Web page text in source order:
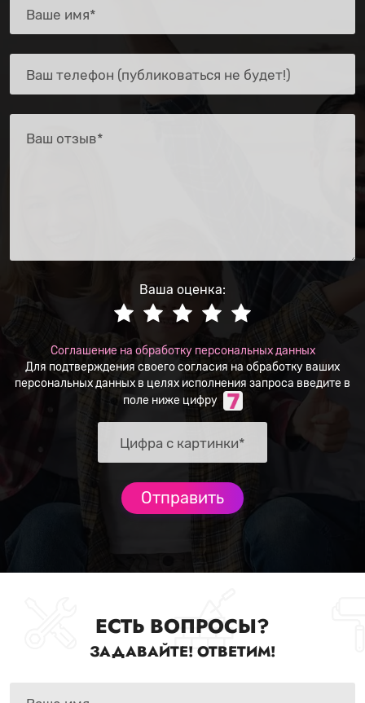
Ваша оценка:
Соглашение на обработку персональных данных
Для подтверждения своего согласия на обработку ваших
персональных данных в целях исполнения запроса введите в
поле ниже цифру
ЕСТЬ ВОПРОСЫ?
ЗАДАВАЙТЕ! ОТВЕТИМ!